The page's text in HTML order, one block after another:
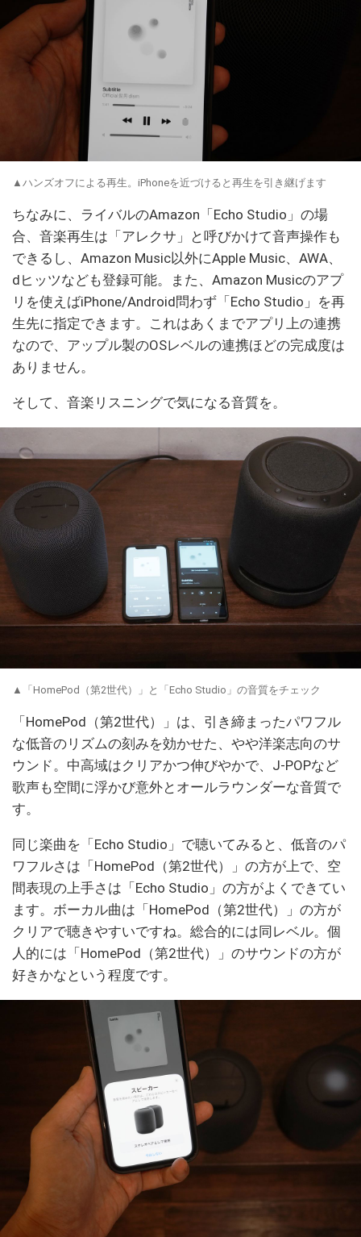
▲ハンズオフによる再生。iPhoneを近づけると再生を引き継げます
ちなみに、ライバルのAmazon「Echo Studio」の場
合、音楽再生は「アレクサ」と呼びかけて音声操作も
できるし、Amazon Music以外にApple Music、AWA、
dヒッツなども登録可能。また、Amazon Musicのアプ
リを使えばiPhone/Android問わず「Echo Studio」を再
生先に指定できます。これはあくまでアプリ上の連携
なので、アップル製のOSレベルの連携ほどの完成度は
ありません。
そして、音楽リスニングで気になる音質を。
▲「HomePod（第2世代）」と「Echo Studio」の音質をチェック
「HomePod（第2世代）」は、引き締まったパワフル
な低音のリズムの刻みを効かせた、やや洋楽志向のサ
ウンド。中高域はクリアかつ伸びやかで、J-POPなど
歌声も空間に浮かび意外とオールラウンダーな音質で
す。
同じ楽曲を「Echo Studio」で聴いてみると、低音のパ
ワフルさは「HomePod（第2世代）」の方が上で、空
間表現の上手さは「Echo Studio」の方がよくできてい
ます。ボーカル曲は「HomePod（第2世代）」の方が
クリアで聴きやすいですね。総合的には同レベル。個
人的には「HomePod（第2世代）」のサウンドの方が
好きかなという程度です。